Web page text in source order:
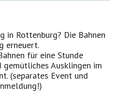
in Rottenburg? Die Bahnen
erneuert.
für eine Stunde
Ausklingen im
(separates Event und